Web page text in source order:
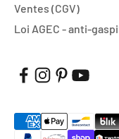
Ventes (CGV)
Loi AGEC - anti-